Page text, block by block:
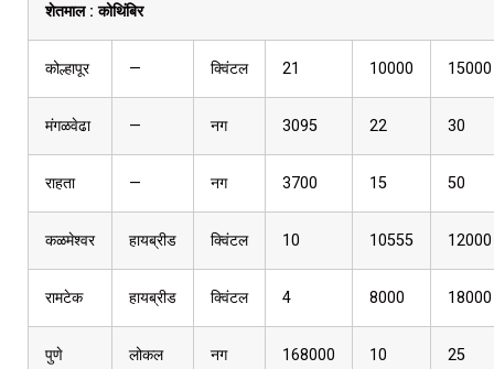
शेतमाल :कोथिंबिर
कोल्हापूर — क्विंटल 21 10000 15000
मंगळवेढा — नग 3095 22 30
राहता — नग 3700 15 50
कळमेश्वर हायब्रीड क्विंटल 10 10555 12000
रामटेक हायब्रीड क्विंटल 4 8000 18000
पुणे लोकल नग 168000 10 25